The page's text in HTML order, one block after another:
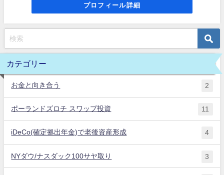
プロフィール詳細
カテゴリー
お金と向き合う 2
ポーランドズロチ スワップ投資 11
iDeCo(確定拠出年金)で老後資産形成 4
NYダウ/ナスダック100サヤ取り 3